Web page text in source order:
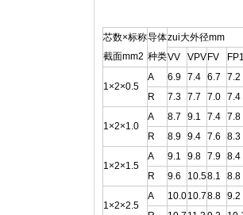
芯数×标称
截面mm2
导体
种类
zui大外径mm
VV
VPV FV
1×2×0.5
A 6.9 7.4 6.7
7.2
R
7.3 7.7 7.0 7.4
1×2×1.0
A 8.7 9.1 7.4 7.8
R
8.9 9.4 7.6 8.3
1×2×1.5
A 9.1 9.8 7.9 8.4
R
9.6 10.58.1 8.8
1×2×2.5
A 10.010.78.8 9.2